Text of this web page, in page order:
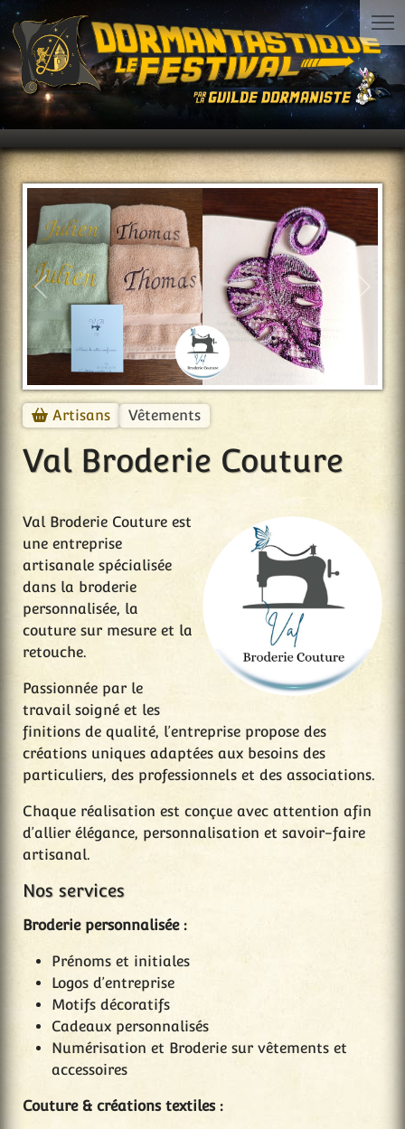
Précédent
Artisans Vêtements
Val Broderie Couture
Val Broderie Couture est
une entreprise
artisanale spécialisée
dans la broderie
personnalisée, la
couture sur mesure et la
retouche.
Passionnée par le
travail soigné et les
finitions de qualité, l’entreprise propose des
créations uniques adaptées aux besoins des
particuliers, des professionnels et des associations.
Chaque réalisation est conçue avec attention afin
d’allier élégance, personnalisation et savoir-faire
artisanal.
Nos services
Broderie personnalisée :
Prénoms et initiales
Logos d’entreprise
Motifs décoratifs
Cadeaux personnalisés
Numérisation et Broderie sur vêtements et
accessoires
Couture & créations textiles :